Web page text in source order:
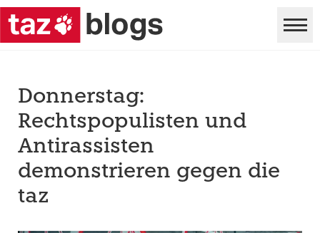
Donnerstag:
Rechtspopulisten und
Antirassisten
demonstrieren gegen die
taz